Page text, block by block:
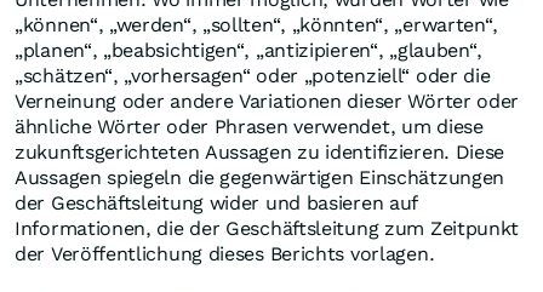
„können“, „werden“, „sollten“, „könnten“, „erwarten“,
„planen“, „beabsichtigen“, „antizipieren“, „glauben“,
„schätzen“, „vorhersagen“ oder „potenziell“ oder die
Verneinung oder andere Variationen dieser Wörter oder
ähnliche Wörter oder Phrasen verwendet, um diese
zukunftsgerichteten Aussagen zu identifizieren. Diese
Aussagen spiegeln die gegenwärtigen Einschätzungen
der Geschäftsleitung wider und basieren auf
Informationen, die der Geschäftsleitung zum Zeitpunkt
der Veröffentlichung dieses Berichts vorlagen.